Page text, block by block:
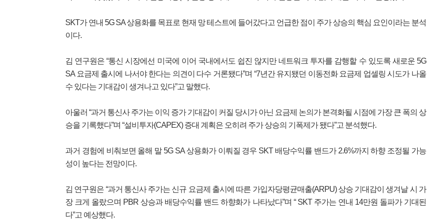
SKT가 연내 5G SA 상용화를 목표로 현재 망 테스트에 들어갔다고 언급한 점이 주가 상승의 핵심 요인이라는 분석
이다.
김 연구원은 “통신 시장에선 미국에 이어 국내에서도 쉽진 않지만 네트워크 투자를 감행할 수 있도록 새로운 5G
SA 요금제 출시에 나서야 한다는 의견이 다수 거론됐다”며 “7년간 유지됐던 이동전화 요금제 업셀링 시도가 나올
수 있다는 기대감이 생겨나고 있다”고 말했다.
아울러 “과거 통신사 주가는 이익 증가 기대감이 커질 당시가 아닌 요금제 논의가 본격화될 시점에 가장 큰 폭의 상
승을 기록했다”며 “설비투자(CAPEX) 증대 계획은 오히려 주가 상승의 기폭제가 됐다”고 분석했다.
과거 경험에 비춰보면 올해 말 5G SA 상용화가 이뤄질 경우 SKT 배당수익률 밴드가 2.6%까지 하향 조정될 가능
성이 높다는 전망이다.
김 연구원은 “과거 통신사 주가는 신규 요금제 출시에 따른 가입자당평균매출(ARPU) 상승 기대감이 생겨날 시 가
장 크게 올랐으며 PBR 상승과 배당수익률 밴드 하향화가 나타났다”며 “ SKT 주가는 연내 14만원 돌파가 기대된
다”고 예상했다.